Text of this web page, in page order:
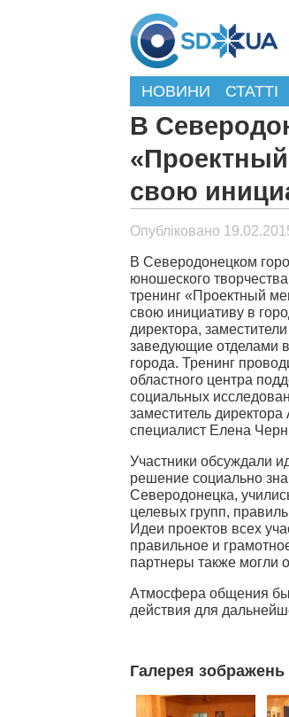
НОВИНИ СТАТТІ
В
свою
Опубліковано
В Северодонецком
юношеского
тренинг «Проектный
свою инициативу в
директора,
заведующие отделами
города. Тренинг
областного центра
социальных
заместитель
специалист Елена
Участники обсуждали
решение социально
Северодонецка,
целевых групп,
Идеи проектов всех
правильное и
партнеры также могли
Атмосфера общения
действия для
Галерея зображень